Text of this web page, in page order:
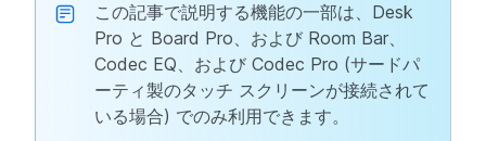
この記事で説明する機能の一部は、Desk
Pro と Board Pro、および Room Bar、
Codec EQ、および Codec Pro (サードパ
ーティ製のタッチ スクリーンが接続されて
いる場合) でのみ利用できます。